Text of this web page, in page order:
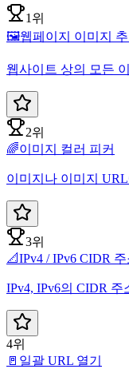
1위
🖼️웹페이지 이미지
웹사이트 상의 모든
2위
🌈이미지 컬러 피커
이미지나 이미지
3위
📐IPv4 / IPv6 CIDR
IPv4, IPv6의 CIDR
4위
🚪 일괄 URL 열기